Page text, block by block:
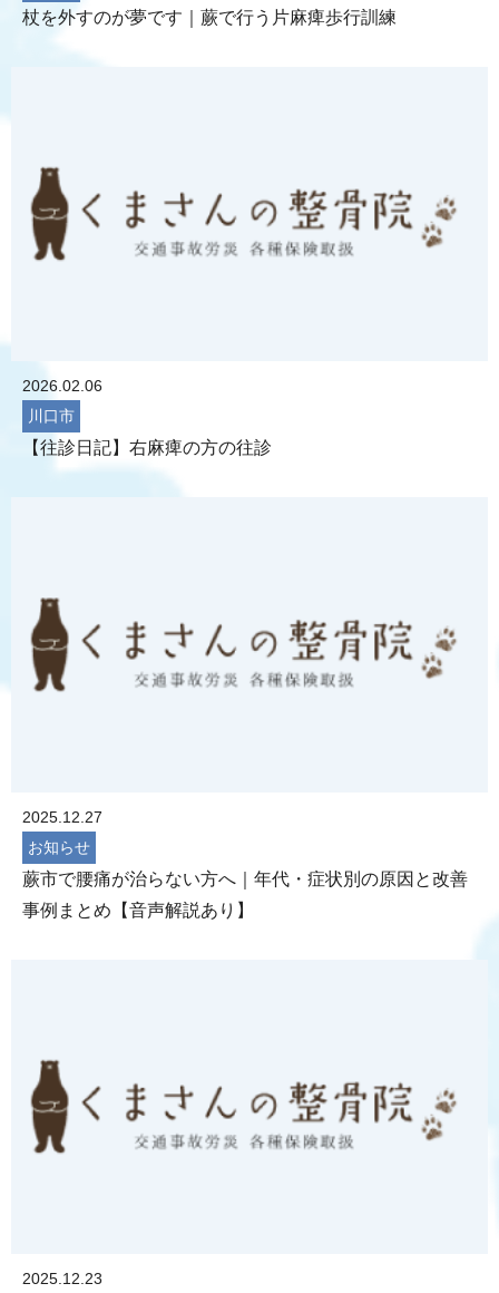
杖を外すのが夢です｜蕨で行う片麻痺歩行訓練
2026.02.06
川口市
【往診日記】右麻痺の方の往診
2025.12.27
お知らせ
蕨市で腰痛が治らない方へ｜年代・症状別の原因と改善
事例まとめ【音声解説あり】
2025.12.23